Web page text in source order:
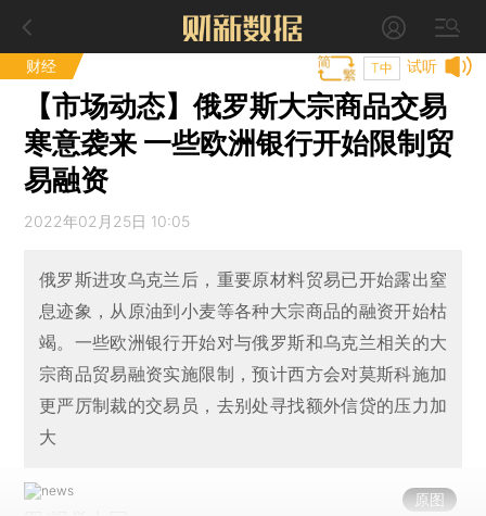
财经 试听
T中
【市场动态】俄罗斯大宗商品交易
寒意袭来 一些欧洲银行开始限制贸
易融资
2022年02月25日 10:05
俄罗斯进攻乌克兰后，重要原材料贸易已开始露出窒
息迹象，从原油到小麦等各种大宗商品的融资开始枯
竭。一些欧洲银行开始对与俄罗斯和乌克兰相关的大
宗商品贸易融资实施限制，预计西方会对莫斯科施加
更严厉制裁的交易员，去别处寻找额外信贷的压力加
大
原图